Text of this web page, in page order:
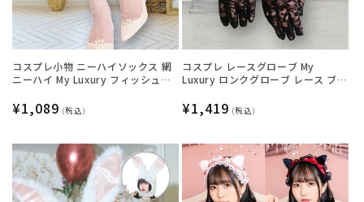
コスプレ小物 ニーハイソックス 網
ニーハイ My Luxury フィッシュネ
リーサイズ ホワイト【クリアスト
ーン】
通
価
格
¥1,089 (税込)
コスプレ レースグローブ My
Luxury ロンクグローブ レース ブラ
ック【クリアストーン】
通
価
¥1,419 (税込)